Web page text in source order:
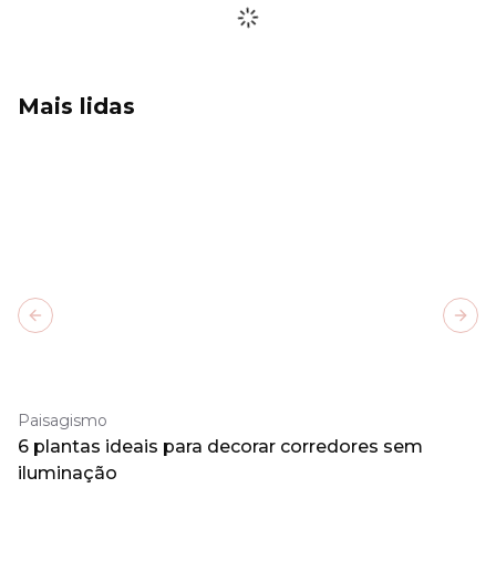
Mais lidas
Paisagismo
6 plantas ideais para decorar corredores sem
iluminação
Previous slide